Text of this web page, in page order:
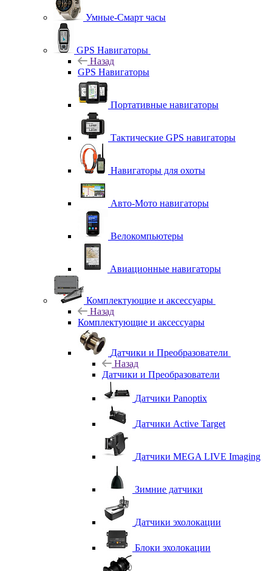
Умные-Смарт часы
GPS Навигаторы
Назад
GPS Навигаторы
Портативные навигаторы
Тактические GPS навигаторы
Навигаторы для охоты
Авто-Мото навигаторы
Велокомпьютеры
Авиационные навигаторы
Комплектующие и аксессуары
Назад
Комплектующие и аксессуары
Датчики и Преобразователи
Назад
Датчики и Преобразователи
Датчики Panoptix
Датчики Active Target
Датчики MEGA LIVE Imaging
Зимние датчики
Датчики эхолокации
Блоки эхолокации